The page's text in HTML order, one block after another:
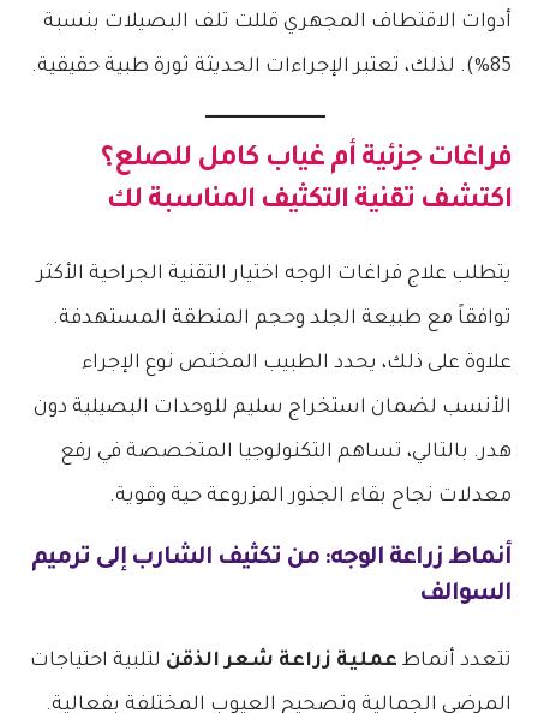
أدوات الاقتطاف المجهري قللت تلف البصيلات بنسبة
85%). لذلك، تعتبر الإجراءات الحديثة ثورة طبية حقيقية.
فراغات جزئية أم غياب كامل للصلع؟
اكتشف تقنية التكثيف المناسبة لك
يتطلب علاج فراغات الوجه اختيار التقنية الجراحية الأكثر
توافقاً مع طبيعة الجلد وحجم المنطقة المستهدفة.
علاوة على ذلك، يحدد الطبيب المختص نوع الإجراء
الأنسب لضمان استخراج سليم للوحدات البصيلية دون
هدر. بالتالي، تساهم التكنولوجيا المتخصصة في رفع
معدلات نجاح بقاء الجذور المزروعة حية وقوية.
أنماط زراعة الوجه: من تكثيف الشارب إلى ترميم
السوالف
تتعدد أنماط عملية زراعة شعر الذقن لتلبية احتياجات
المرضى الجمالية وتصحيح العيوب المختلفة بفعالية.